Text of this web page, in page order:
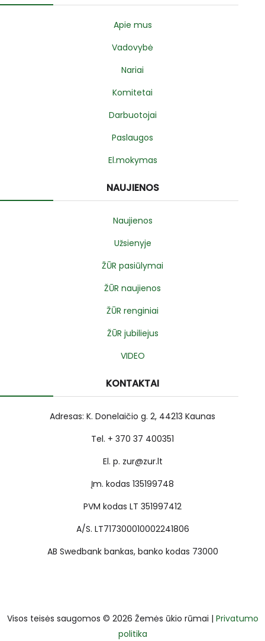
Apie mus
Vadovybė
Nariai
Komitetai
Darbuotojai
Paslaugos
El.mokymas
NAUJIENOS
Naujienos
Užsienyje
ŽŪR pasiūlymai
ŽŪR naujienos
ŽŪR renginiai
ŽŪR jubiliejus
VIDEO
KONTAKTAI
Adresas: K. Donelaičio g. 2, 44213 Kaunas
Tel. + 370 37 400351
El. p. zur@zur.lt
Įm. kodas 135199748
PVM kodas LT 351997412
A/S. LT717300010002241806
AB Swedbank bankas, banko kodas 73000
Visos teisės saugomos © 2026 Žemės ūkio rūmai | Privatumo
politika